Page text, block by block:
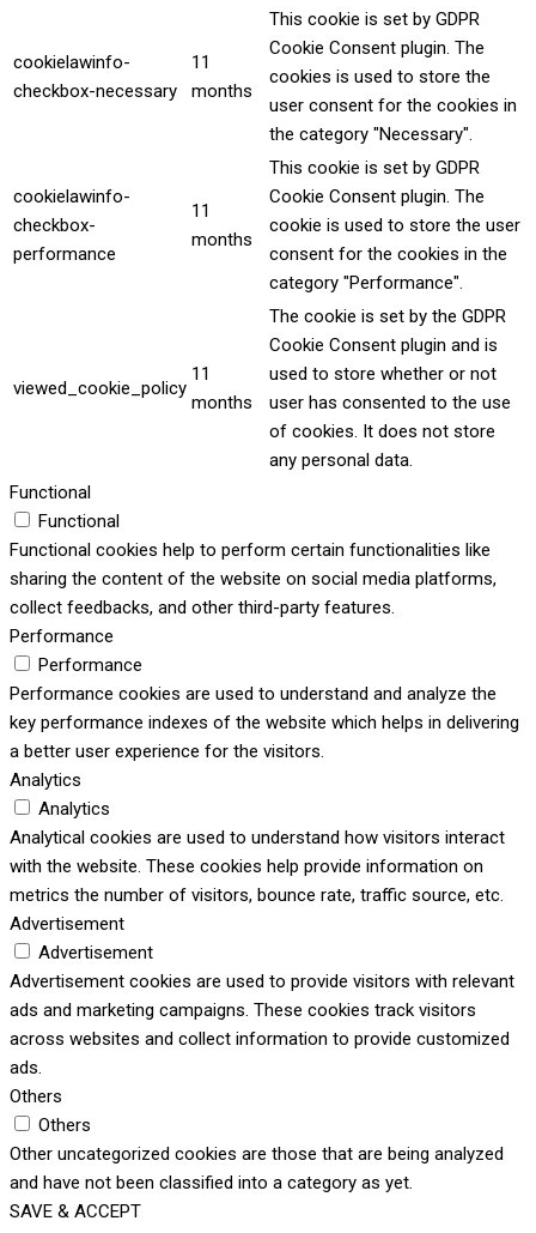
cookielawinfo-
checkbox-necessary
11
months
This cookie is set by GDPR
Cookie Consent plugin. The
cookies is used to store the
user consent for the cookies in
the category "Necessary".
cookielawinfo-
checkbox-
performance
11
months
This cookie is set by GDPR
Cookie Consent plugin. The
cookie is used to store the user
consent for the cookies in the
category "Performance".
viewed_cookie_policy
11
months
The cookie is set by the GDPR
Cookie Consent plugin and is
used to store whether or not
user has consented to the use
of cookies. It does not store
any personal data.
Functional
Functional
Functional cookies help to perform certain functionalities like
sharing the content of the website on social media platforms,
collect feedbacks, and other third-party features.
Performance
Performance
Performance cookies are used to understand and analyze the
key performance indexes of the website which helps in delivering
a better user experience for the visitors.
Analytics
Analytics
Analytical cookies are used to understand how visitors interact
with the website. These cookies help provide information on
metrics the number of visitors, bounce rate, traffic source, etc.
Advertisement
Advertisement
Advertisement cookies are used to provide visitors with relevant
ads and marketing campaigns. These cookies track visitors
across websites and collect information to provide customized
ads.
Others
Others
Other uncategorized cookies are those that are being analyzed
and have not been classified into a category as yet.
SAVE & ACCEPT